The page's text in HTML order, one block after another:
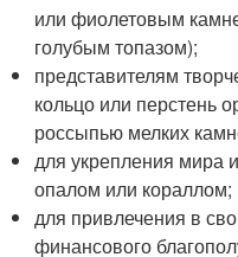
или фиолетовым
голубым топазом);
представителям
кольцо или перстень
россыпью мелких
для укрепления мира
опалом или кораллом;
для привлечения в
финансового